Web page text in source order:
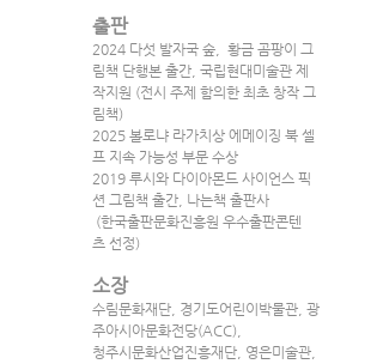
출판
2024 다섯 발자국 숲,  황금 곰팡이 그
림책 단행본 출간, 국립현대미술관 제
작지원 (전시 주제 함의한 최초 창작 그
림책)
2025 볼로냐 라가치상 에메이징 북 셀
프 지속 가능성 부문 수상
2019 루시와 다이아몬드 사이언스 픽
션 그림책 출간, 나는책 출판사
(한국출판문화진흥원 우수출판콘텐
츠 선정)
소장
수림문화재단, 경기도어린이박물관, 광
주아시아문화전당(ACC),
청주시문화산업진흥재단, 영은미술관,